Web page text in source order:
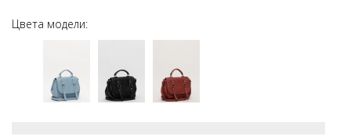
Цвета модели: